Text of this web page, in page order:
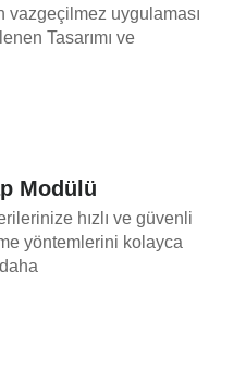
uygulaması
Tasarımı ve
Modülü
hızlı ve güvenli
yöntemlerini kolayca